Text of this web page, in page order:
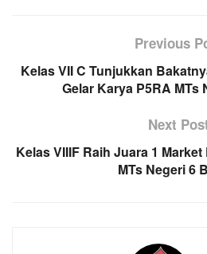
Previous
Kelas VII C Tunjukkan
Gelar Karya P5RA MTs
Next
Kelas VIIIF Raih Juara 1
MTs Negeri 6